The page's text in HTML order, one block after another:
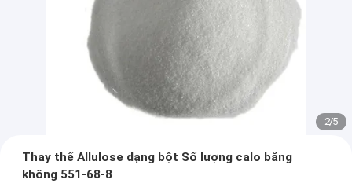
2/5
Thay thế Allulose dạng bột Số lượng calo bằng
không 551-68-8